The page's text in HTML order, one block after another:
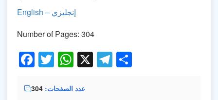
English – إنجليزي
Number of Pages: 304
Facebook
Twitter
WhatsApp
X Telegram
عدد الصفحات 304